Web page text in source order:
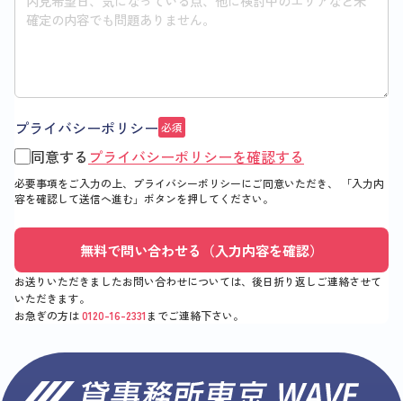
プライバシーポリシー 必須
同意する プライバシーポリシーを確認する
必要事項をご入力の上、プライバシーポリシーにご同意いただき、
「入力内
容を確認して送信へ進む」 ボタンを押してください。
無料で問い合わせる（入力内容を確認）
お送りいただきましたお問い合わせについては、後日折り返しご連絡させて
いただきます。
お急ぎの方は0120-16-2331 までご連絡下さい。